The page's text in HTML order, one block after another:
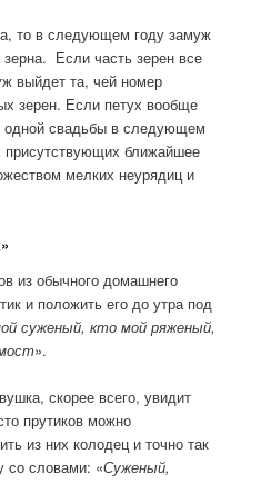
то в следующем году замуж
Если часть зерен все
выйдет та, чей номер
зерен. Если петух вообще
одной свадьбы в следующем
присутствующих ближайшее
мелких неурядиц и
из обычного домашнего
и положить его до утра под
суженый, кто мой ряженый,
».
скорее всего, увидит
прутиков можно
из них колодец и точно так
со словами: «Суженый,